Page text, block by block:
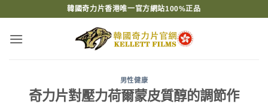
content
韓國奇力片香港唯一官方網站100%正品
男性健康
奇力片對壓力荷爾蒙皮質醇的調節作